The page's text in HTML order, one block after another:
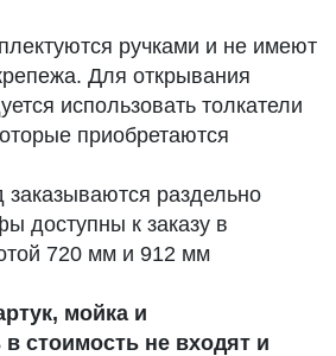
ручками и не имеют
Для открывания
использовать толкатели
приобретаются
раздельно
доступны к заказу в
720 мм и 912 мм
мойка и
стоимость не входят и